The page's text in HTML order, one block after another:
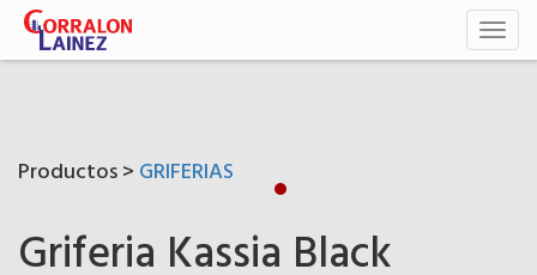
Productos > GRIFERIAS
Griferia Kassia Black